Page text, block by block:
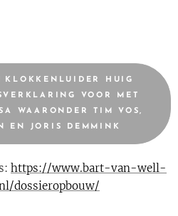
KLOKKENLUIDER HUIG
VOOR MET
WAARONDER TIM VOS,
EN JORIS DEMMINK
https://www.bart-van-well-
dossieropbouw/